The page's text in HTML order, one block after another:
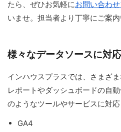
たら、ぜひお気軽にお問い合わ
いませ。担当者より丁寧にご案内
様々なデータソースに対応
インハウスプラスでは、さまざ
レポートやダッシュボードの自
のようなツールやサービスに対応
GA4